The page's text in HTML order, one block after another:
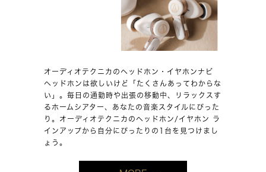
オーディオテクニカのヘッドホン・イヤホンナビ
ヘッドホンは欲しいけど「たくさんあってわからな
い」。毎日の通勤時や出張の移動中、リラックスす
るホームシアター、あなたの音楽スタイルにぴった
り。オーディオテクニカのヘッドホン/イヤホン ラ
インアップから自分にぴったりの1台を見つけまし
ょう。